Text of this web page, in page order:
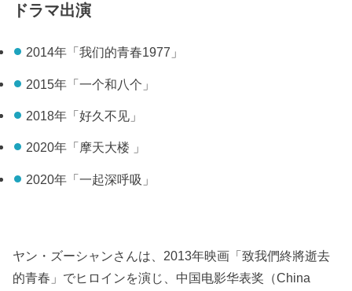
ドラマ出演
2014年「我们的青春1977」
2015年「一个和八个」
2018年「好久不见」
2020年「摩天大楼 」
2020年「一起深呼吸」
ヤン・ズーシャンさんは、2013年映画「致我們終將逝去
的青春」でヒロインを演じ、中国电影华表奖（China